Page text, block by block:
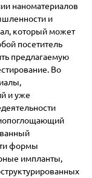
наноматериалов
и
который может
посетитель
предлагаемую
Во
и уже
формы
импланты,